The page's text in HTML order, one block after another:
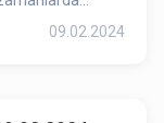
güç serbest09.02.2024